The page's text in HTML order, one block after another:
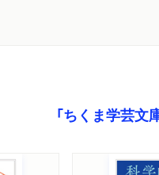
「ちくま学芸文